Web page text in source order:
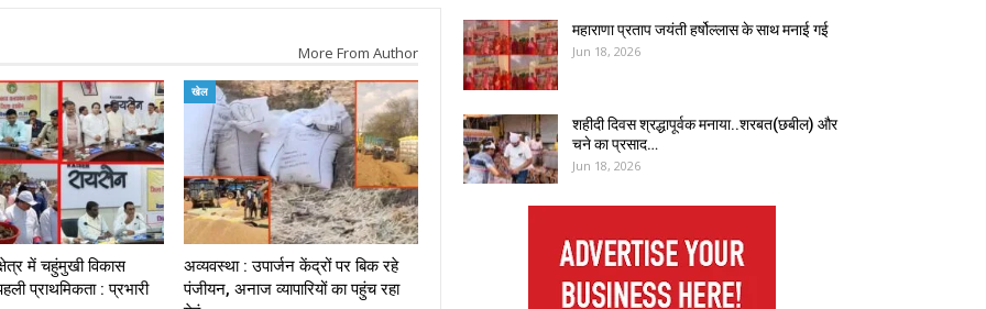
More From Author
में चहुंमुखी विकास
प्राथमिकता : प्रभारी
खेल
अव्यवस्था : उपार्जन केंद्रों पर बिक रहे
पंजीयन, अनाज व्यापारियों का पहुंच रहा
महाराणा प्रताप जयंती हर्षोल्लास के साथ मनाई गई
Jun 18, 2026
शहीदी दिवस श्रद्धापूर्वक मनाया..शरबत(छबील) और
चने का प्रसाद…
Jun 18, 2026